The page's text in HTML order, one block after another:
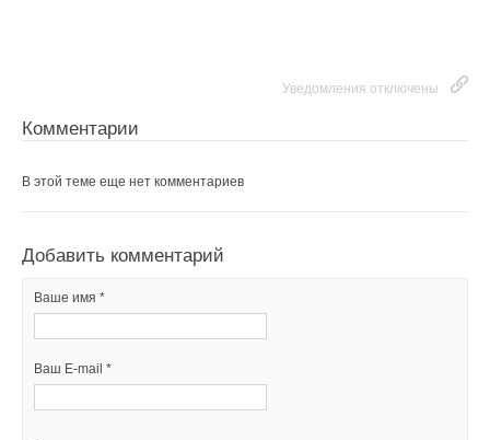
Уведомления отключены
Комментарии
В этой теме еще нет комментариев
Добавить комментарий
Ваше имя *
Ваш E-mail *